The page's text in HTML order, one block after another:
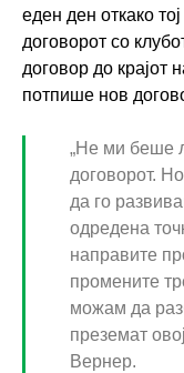
еден ден откако
договорот со
договор до крајот
потпише нов
„Не ми беше
договорот.
да го
одредена
направите
промените
можам да
преземат
Вернер.